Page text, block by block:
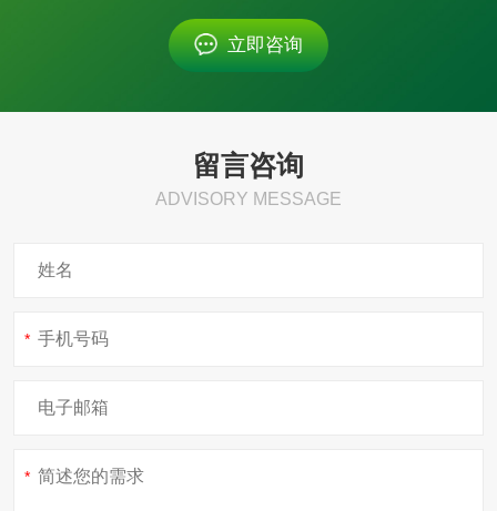
立即咨询
留言咨询
ADVISORY MESSAGE
*
*